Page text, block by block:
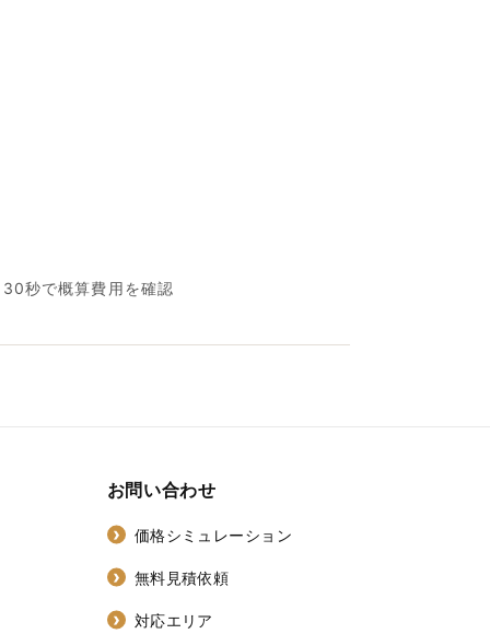
秒で概算費用を確認
お問い合わせ
価格シミュレーション
無料見積依頼
対応エリア